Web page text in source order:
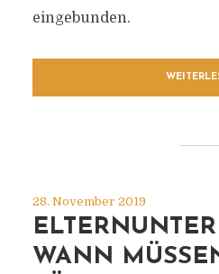
eingebunden.
28. November 2019
WANN